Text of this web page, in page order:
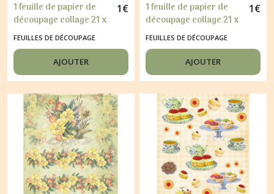
1 feuille de papier de
découpage collage 21 x
29,7 cm BORDURE DE
FRUITS 30
1€
FEUILLES DE DÉCOUPAGE
AJOUTER
1 feuille de papier de
découpage collage 21 x
29,7 cm JARDIN CABANE
JARDINAGE FLEUR FRUIT
LEGUMES 354
1€
FEUILLES DE DÉCOUPAGE
AJOUTER